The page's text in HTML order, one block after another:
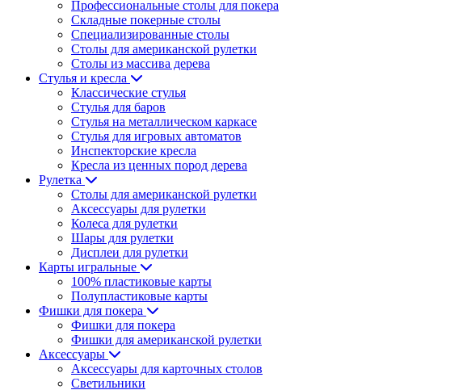
Профессиональные столы для покера
Складные покерные столы
Специализированные столы
Столы для американской рулетки
Столы из массива дерева
Стулья и кресла
Классические стулья
Стулья для баров
Стулья на металлическом каркасе
Стулья для игровых автоматов
Инспекторские кресла
Кресла из ценных пород дерева
Рулетка
Столы для американской рулетки
Аксессуары для рулетки
Колеса для рулетки
Шары для рулетки
Дисплеи для рулетки
Карты игральные
100% пластиковые карты
Полупластиковые карты
Фишки для покера
Фишки для покера
Фишки для американской рулетки
Аксессуары
Аксессуары для карточных столов
Светильники